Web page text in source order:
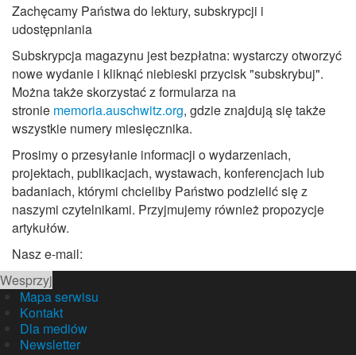
Zachęcamy Państwa do lektury, subskrypcji i
udostępniania
Subskrypcja magazynu jest bezpłatna: wystarczy otworzyć
nowe wydanie i kliknąć niebieski przycisk "subskrybuj".
Można także skorzystać z formularza na
stronie memoria.auschwitz.org, gdzie znajdują się także
wszystkie numery miesięcznika.
Prosimy o przesyłanie informacji o wydarzeniach,
projektach, publikacjach, wystawach, konferencjach lub
badaniach, którymi chcieliby Państwo podzielić się z
naszymi czytelnikami. Przyjmujemy również propozycje
artykułów.
Nasz e-mail:
Wesprzyj
Mapa serwisu
Kontakt
Dla mediów
Newsletter